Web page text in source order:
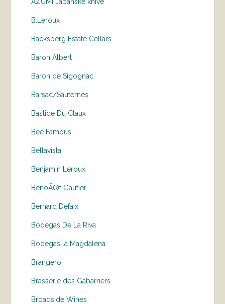
B.Leroux
Backsberg Estate Cellars
Baron Albert
Baron de Sigognac
Barsac/Sauternes
Bastide Du Claux
Bee Famous
Bellavista
Benjamin Leroux
BenoÃ®t Gautier
Bernard Defaix
Bodegas De La Riva
Bodegas la Magdalena
Brangero
Brasserie des Gabarriers
Broadside Wines